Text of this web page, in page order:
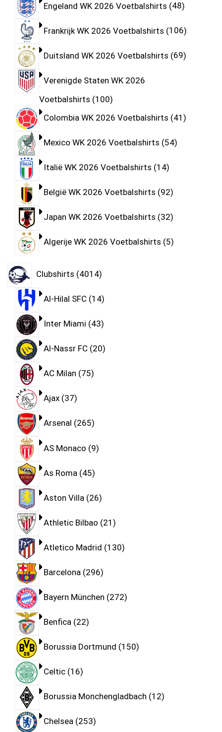
Engeland WK 2026 Voetbalshirts 48
Frankrijk WK 2026 Voetbalshirts 106
Duitsland WK 2026 Voetbalshirts 69
Verenigde Staten WK 2026
Voetbalshirts 100
Colombia WK 2026 Voetbalshirts 41
Mexico WK 2026 Voetbalshirts 54
Italië WK 2026 Voetbalshirts 14
België WK 2026 Voetbalshirts 92
Japan WK 2026 Voetbalshirts 32
Algerije WK 2026 Voetbalshirts 5
Clubshirts 4014
Al-Hilal SFC 14
Inter Miami 43
Al-Nassr FC 20
AC Milan 75
Ajax 37
Arsenal 265
AS Monaco 9
As Roma 45
Aston Villa 26
Athletic Bilbao 21
Atletico Madrid 130
Barcelona 296
Bayern München 272
Benfica 22
Borussia Dortmund 150
Celtic 16
Borussia Monchengladbach 12
Chelsea 253